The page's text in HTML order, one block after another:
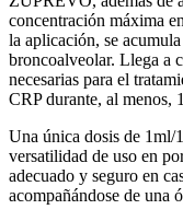
concentración máxima
la aplicación, se
broncoalveolar. Llega a
necesarias para el
CRP durante, al menos,
Una única dosis de 1ml/
versatilidad de uso en
adecuado y seguro en
acompañándose de una